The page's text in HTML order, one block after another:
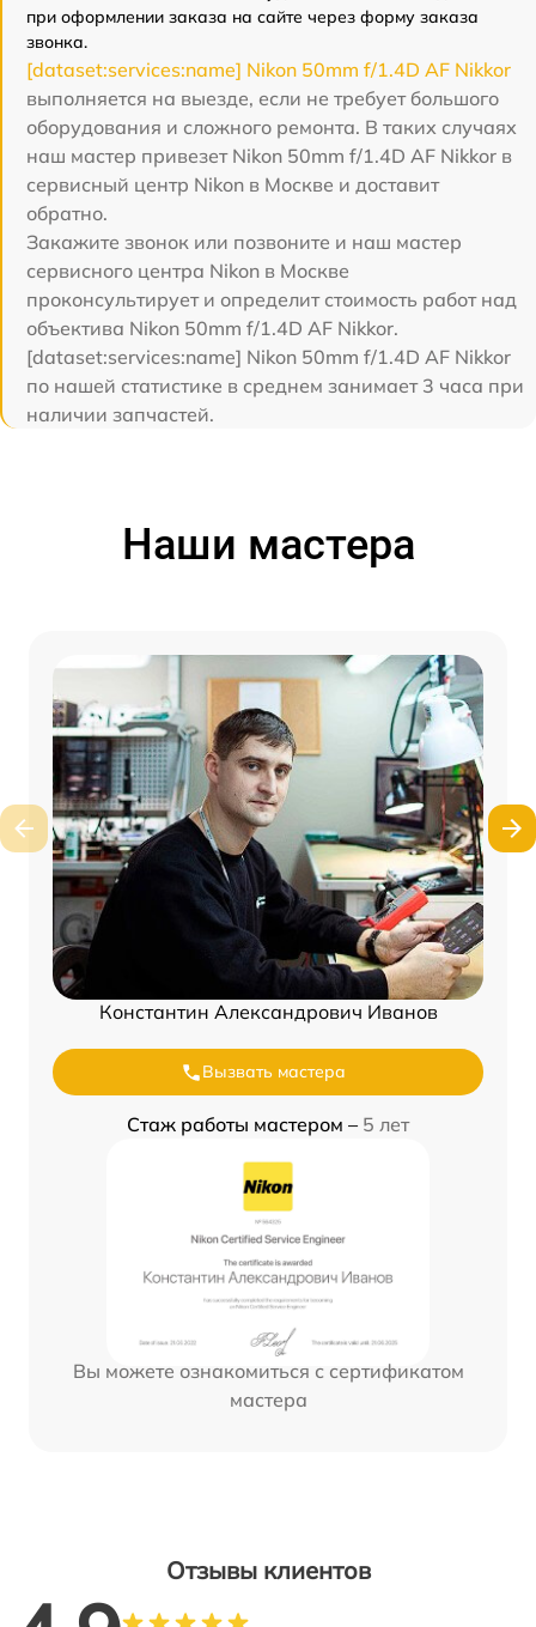
при оформлении заказа на сайте через форму заказа
звонка.
[dataset:services:name] Nikon 50mm f/1.4D AF Nikkor
выполняется на выезде, если не требует большого
оборудования и сложного ремонта. В таких случаях
наш мастер привезет Nikon 50mm f/1.4D AF Nikkor в
сервисный центр Nikon в Москве и доставит
обратно.
Закажите звонок или позвоните и наш мастер
сервисного центра Nikon в Москве
проконсультирует и определит стоимость работ над
объектива Nikon 50mm f/1.4D AF Nikkor.
[dataset:services:name] Nikon 50mm f/1.4D AF Nikkor
по нашей статистике в среднем занимает 3 часа при
наличии запчастей.
Наши мастера
Константин Александрович Иванов
Вызвать мастера
Стаж работы мастером – 5 лет
Вы можете ознакомиться с сертификатом
мастера
Отзывы клиентов